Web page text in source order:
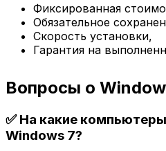
Фиксированная
Обязательное
Скорость установки,
Гарантия на
Вопросы о
✅ На какие
Windows 7?